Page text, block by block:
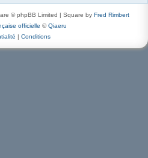
© phpBB Limited | Square by Fred Rimbert
officielle ©Qiaeru
| Conditions